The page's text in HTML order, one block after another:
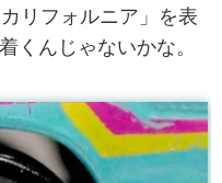
リフォルニア」を表
くんじゃないかな。